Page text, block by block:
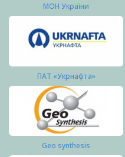
МОН України
ПАТ «Укрнафта»
Geo synthesis